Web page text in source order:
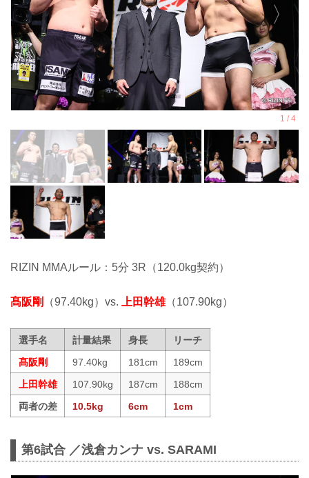
RIZIN MMAルール：5分 3R（120.0kg契約）
髙阪剛 （97.40kg）vs. 上田幹雄（107.90kg）
選手名 計量結果 身長
リーチ
髙阪剛
97.40kg 181cm
189cm
上田幹雄
107.90kg 187cm
188cm
両者の差
10.5kg 6cm 1cm
第6試合 ／浅倉カンナ vs. SARAMI